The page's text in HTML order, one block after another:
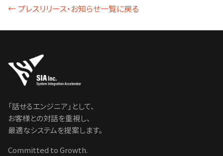
← プレスリリース・お知らせ一覧に戻る
「話せるエンジニア」として、
お客様との対話を重視し、
最適なシステムを提案します。
Committed to Growth.